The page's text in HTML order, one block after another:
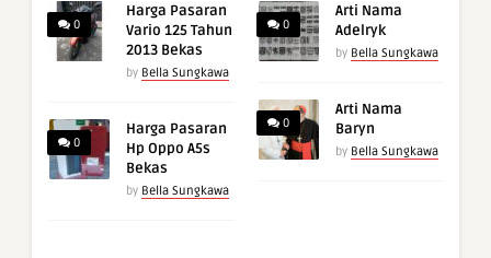
0
Harga Pasaran
Vario 125 Tahun
2013 Bekas
by Bella Sungkawa
0
Harga Pasaran
Hp Oppo A5s
Bekas
by Bella Sungkawa
0
Arti Nama
Adelryk
by Bella Sungkawa
0
Arti Nama
Baryn
by Bella Sungkawa